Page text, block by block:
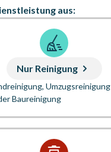
aus:
Nur Reinigung
Umzugsreinigung
Baureinigung